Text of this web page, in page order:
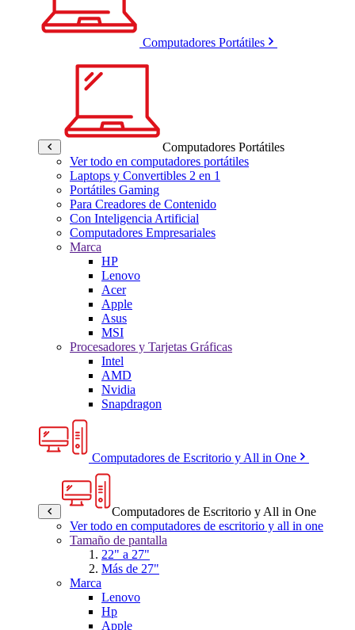
Computadores Portátiles
Computadores Portátiles
Ver todo en computadores portátiles
Laptops y Convertibles 2 en 1
Portátiles Gaming
Para Creadores de Contenido
Con Inteligencia Artificial
Computadores Empresariales
Marca
HP
Lenovo
Acer
Apple
Asus
MSI
Procesadores y Tarjetas Gráficas
Intel
AMD
Nvidia
Snapdragon
Computadores de Escritorio y All in One
Computadores de Escritorio y All in One
Ver todo en computadores de escritorio y all in one
Tamaño de pantalla
22" a 27"
Más de 27"
Marca
Lenovo
Hp
Apple